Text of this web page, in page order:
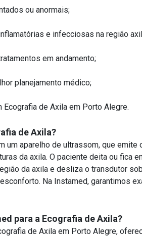
ou anormais;
e infecciosas na região
em andamento;
planejamento médico;
de Axila em Porto Alegre.
de Axila?
um aparelho de ultrassom, que emite
da axila. O paciente deita ou fica
da axila e desliza o transdutor
Na Instamed, garantimos
para a Ecografia de Axila?
de Axila em Porto Alegre,